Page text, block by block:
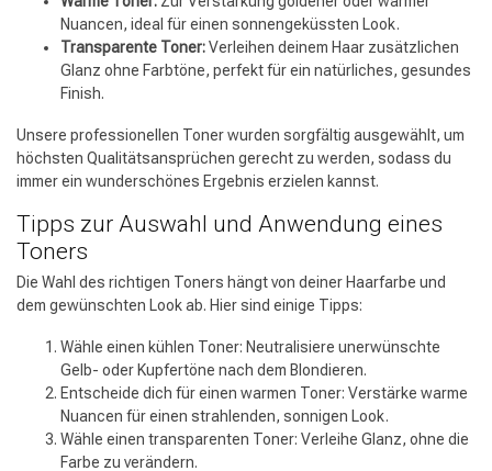
Umformung CombiDeals
Nuancen, ideal für einen sonnengeküssten Look.
Transparente Toner:Verleihen deinem Haar zusätzlichen
Glanz ohne Farbtöne, perfekt für ein natürliches, gesundes
Finish.
Unsere professionellen Toner wurden sorgfältig ausgewählt, um
höchsten Qualitätsansprüchen gerecht zu werden, sodass du
immer ein wunderschönes Ergebnis erzielen kannst.
Tipps zur Auswahl und Anwendung eines
Toners
Die Wahl des richtigen Toners hängt von deiner Haarfarbe und
dem gewünschten Look ab. Hier sind einige Tipps:
Wähle einen kühlen Toner: Neutralisiere unerwünschte
Gelb- oder Kupfertöne nach dem Blondieren.
Entscheide dich für einen warmen Toner: Verstärke warme
Nuancen für einen strahlenden, sonnigen Look.
Wähle einen transparenten Toner: Verleihe Glanz, ohne die
Farbe zu verändern.